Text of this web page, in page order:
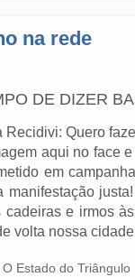
na rede
DE DIZER
Recidivi: Quero
aqui no face
em
manifestação
cadeiras e irmos
volta nossa
O Estado do Triângulo